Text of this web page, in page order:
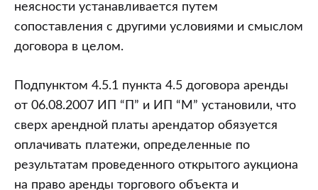
неясности устанавливается путем
сопоставления с другими условиями и смыслом
договора в целом.
Подпунктом 4.5.1 пункта 4.5 договора аренды
от 06.08.2007 ИП “П” и ИП “М” установили, что
сверх арендной платы арендатор обязуется
оплачивать платежи, определенные по
результатам проведенного открытого аукциона
на право аренды торгового объекта и